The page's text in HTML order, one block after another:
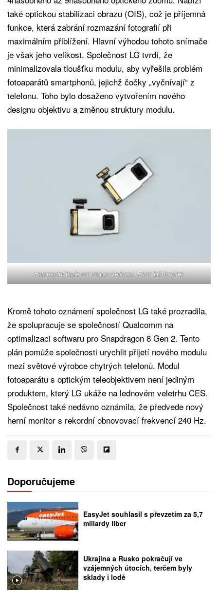
také optickou stabilizaci obrazu (OIS), což je příjemná
funkce, která zabrání rozmazání fotografií při
maximálním přiblížení. Hlavní výhodou tohoto snímače
je však jeho velikost. Společnost LG tvrdí, že
minimalizovala tloušťku modulu, aby vyřešila problém
fotoaparátů smartphonů, jejichž čočky „vyčnívají“ z
telefonu. Toho bylo dosaženo vytvořením nového
designu objektivu a změnou struktury modulu.
Fotomodul bude mít malou velikost. Foto: LG Innotek
Kromě tohoto oznámení společnost LG také prozradila,
že spolupracuje se společností Qualcomm na
optimalizaci softwaru pro Snapdragon 8 Gen 2. Tento
plán pomůže společnosti urychlit přijetí nového modulu
mezi světové výrobce chytrých telefonů. Modul
fotoaparátu s optickým teleobjektivem není jediným
produktem, který LG ukáže na lednovém veletrhu CES.
Společnost také nedávno oznámila, že předvede nový
herní monitor s rekordní obnovovací frekvencí 240 Hz.
Doporučujeme
EasyJet souhlasil s převzetím za 5,7
miliardy liber
Ukrajina a Rusko pokračují ve
vzájemných útocích, terčem byly
sklady i lodě